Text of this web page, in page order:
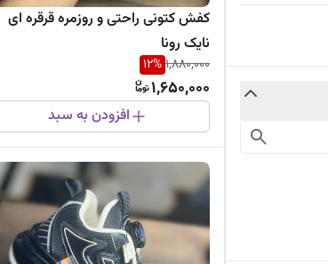
کفش کتونی راحتی و روزمره قرقره ای
نایک رونا
1,880,000
12%
1,650,000
افزودن به سبد